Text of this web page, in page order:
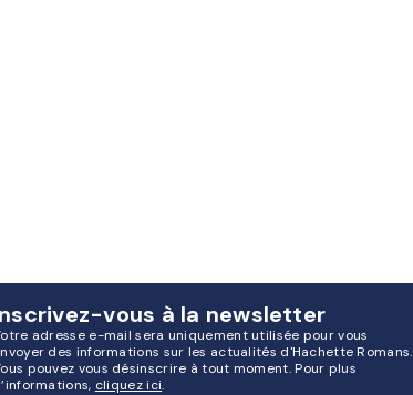
vous à la newsletter
adresse e-mail sera uniquement utilisée pour vous
des informations sur les actualités d'Hachette Romans.
pouvez vous désinscrire à tout moment. Pour plus
cliquez ici.